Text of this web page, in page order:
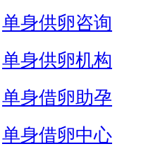
单身供卵咨询
单身供卵机构
单身借卵助孕
单身借卵中心